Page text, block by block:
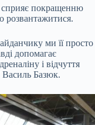
сприяє покращенню
розвантажитися.
ми її просто
допомагає
і відчуття
Василь Базюк.